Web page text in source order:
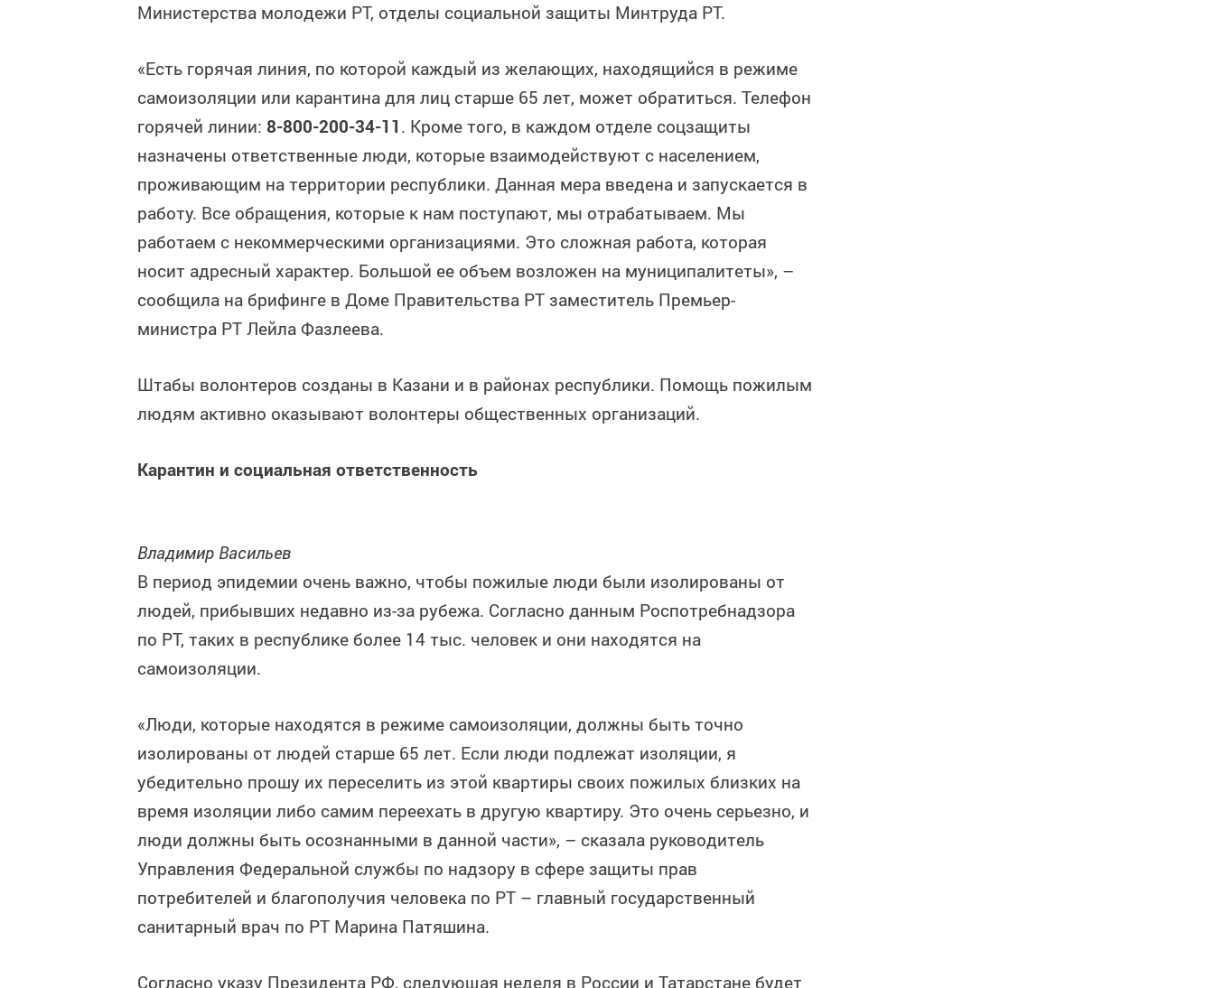
Министерства молодежи РТ, отделы социальной защиты Минтруда РТ.
«Есть горячая линия, по которой каждый из желающих, находящийся в режиме
самоизоляции или карантина для лиц старше 65 лет, может обратиться. Телефон
горячей линии: 8-800-200-34-11 . Кроме того, в каждом отделе соцзащиты
назначены ответственные люди, которые взаимодействуют с населением,
проживающим на территории республики. Данная мера введена и запускается в
работу. Все обращения, которые к нам поступают, мы отрабатываем. Мы
работаем с некоммерческими организациями. Это сложная работа, которая
носит адресный характер. Большой ее объем возложен на муниципалитеты», –
сообщила на брифинге в Доме Правительства РТ заместитель Премьер-
министра РТ Лейла Фазлеева.
Штабы волонтеров созданы в Казани и в районах республики. Помощь пожилым
людям активно оказывают волонтеры общественных организаций.
Карантин и социальная ответственность
Владимир Васильев
В период эпидемии очень важно, чтобы пожилые люди были изолированы от
людей, прибывших недавно из-за рубежа. Согласно данным Роспотребнадзора
по РТ, таких в республике более 14 тыс. человек и они находятся на
самоизоляции.
«Люди, которые находятся в режиме самоизоляции, должны быть точно
изолированы от людей старше 65 лет. Если люди подлежат изоляции, я
убедительно прошу их переселить из этой квартиры своих пожилых близких на
время изоляции либо самим переехать в другую квартиру. Это очень серьезно, и
люди должны быть осознанными в данной части», – сказала руководитель
Управления Федеральной службы по надзору в сфере защиты прав
потребителей и благополучия человека по РТ – главный государственный
санитарный врач по РТ Марина Патяшина.
Согласно указу Президента РФ, следующая неделя в России и Татарстане будет